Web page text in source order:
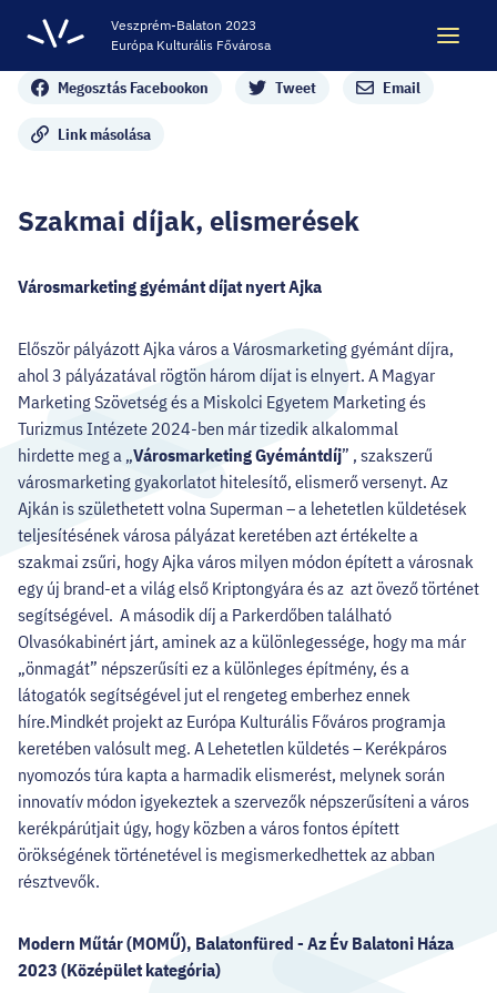
Veszprém-Balaton 2023
Európa Kulturális Fővárosa
ÖRÖKSÉG
VESZPRÉM-BALATON 2023 EKF
CODE - DIGITÁLIS ÉLMÉNYKÖZPONT
VÁRBÖRTÖN LÁTOGATÓKÖZPONT
HELLOVEB PROGRAMAJÁNLÓ
KARRIER
FacebookInstagramYouTubeTwitter
EN
Megosztás
Megosztás Facebookon Tweet Email
Link másolása
Szakmai díjak, elismerések
Városmarketing gyémánt díjat nyert Ajka
Először pályázott Ajka város a Városmarketing gyémánt díjra,
ahol 3 pályázatával rögtön három díjat is elnyert. A Magyar
Marketing Szövetség és a Miskolci Egyetem Marketing és
Turizmus Intézete 2024-ben már tizedik alkalommal
hirdette meg a „Városmarketing Gyémántdíj” , szakszerű
városmarketing gyakorlatot hitelesítő, elismerő versenyt. Az
Ajkán is születhetett volna Superman – a lehetetlen küldetések
teljesítésének városa pályázat keretében azt értékelte a
szakmai zsűri, hogy Ajka város milyen módon épített a városnak
egy új brand-et a világ első Kriptongyára és az azt övező történet
segítségével. A második díj a Parkerdőben található
Olvasókabinért járt, aminek az a különlegessége, hogy ma már
„önmagát” népszerűsíti ez a különleges építmény, és a
látogatók segítségével jut el rengeteg emberhez ennek
híre.Mindkét projekt az Európa Kulturális Főváros programja
keretében valósult meg. A Lehetetlen küldetés – Kerékpáros
nyomozós túra kapta a harmadik elismerést, melynek során
innovatív módon igyekeztek a szervezők népszerűsíteni a város
kerékpárútjait úgy, hogy közben a város fontos épített
örökségének történetével is megismerkedhettek az abban
résztvevők.
Modern Műtár (MOMŰ), Balatonfüred - Az Év Balatoni Háza
2023 (Középület kategória)